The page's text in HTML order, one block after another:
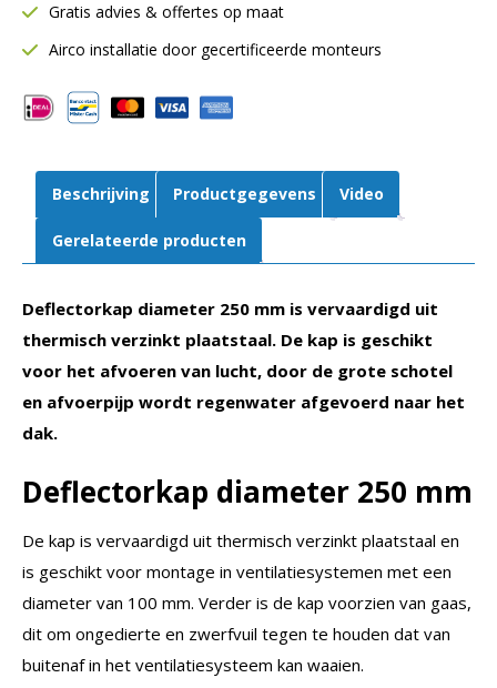
aantalGratis advies & offertes op maat
Airco installatie door gecertificeerde monteurs
Beschrijving Productgegevens Video
Gerelateerde producten
Deflectorkap diameter 250 mm is vervaardigd uit
thermisch verzinkt plaatstaal. De kap is geschikt
voor het afvoeren van lucht, door de grote schotel
en afvoerpijp wordt regenwater afgevoerd naar het
dak.
Deflectorkap diameter 250 mm
De kap is vervaardigd uit thermisch verzinkt plaatstaal en
is geschikt voor montage in ventilatiesystemen met een
diameter van 100 mm. Verder is de kap voorzien van gaas,
dit om ongedierte en zwerfvuil tegen te houden dat van
buitenaf in het ventilatiesysteem kan waaien.